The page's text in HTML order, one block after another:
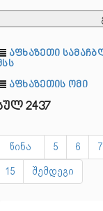
აფხაზეთი
აფხაზეთის ომი
2437
წინა 5 6 7
15
შემდეგი